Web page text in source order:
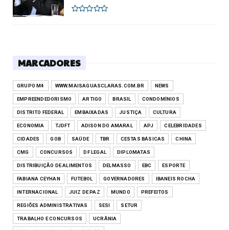
MARCADORES
GRUPO M4 WWW.MAISAGUASCLARAS.COM.BR NEWS
EMPREENDEDORISMO ARTIGO BRASIL CONDOMÍNIOS
DISTRITO FEDERAL EMBAIXADAS JUSTIÇA CULTURA
ECONOMIA TJDFT ADISON DO AMARAL APJ CELEBRIDADES
CIDADES GOB SAÚDE TBR CESTAS BÁSICAS CHINA
CMG CONCURSOS DF LEGAL DIPLOMATAS
DISTRIBUIÇÃO DE ALIMENTOS DELMASSO EBC ESPORTE
FABIANA CEYHAN FUTEBOL GOVERNADORES IBANEIS ROCHA
INTERNACIONAL JUIZ DE PAZ MUNDO PREFEITOS
REGIÕES ADMINISTRATIVAS SESI SETUR
TRABALHO E CONCURSOS UCRÂNIA